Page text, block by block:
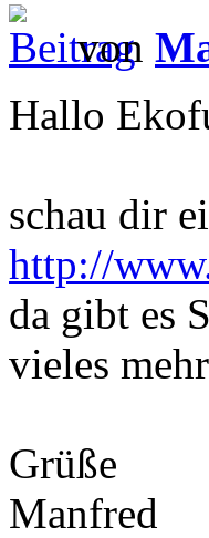
von
Hallo
schau dir
http://
da gibt es
vieles
Grüße
Manfred